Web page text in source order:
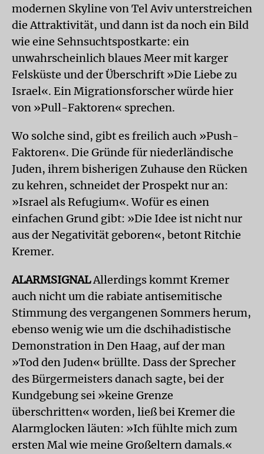
modernen Skyline von Tel Aviv unterstreichen
die Attraktivität, und dann ist da noch ein Bild
wie eine Sehnsuchtspostkarte: ein
unwahrscheinlich blaues Meer mit karger
Felsküste und der Überschrift »Die Liebe zu
Israel«. Ein Migrationsforscher würde hier
von »Pull-Faktoren« sprechen.
Wo solche sind, gibt es freilich auch »Push-
Faktoren«. Die Gründe für niederländische
Juden, ihrem bisherigen Zuhause den Rücken
zu kehren, schneidet der Prospekt nur an:
»Israel als Refugium«. Wofür es einen
einfachen Grund gibt: »Die Idee ist nicht nur
aus der Negativität geboren«, betont Ritchie
Kremer.
ALARMSIGNALAllerdings kommt Kremer
auch nicht um die rabiate antisemitische
Stimmung des vergangenen Sommers herum,
ebenso wenig wie um die dschihadistische
Demonstration in Den Haag, auf der man
»Tod den Juden« brüllte. Dass der Sprecher
des Bürgermeisters danach sagte, bei der
Kundgebung sei »keine Grenze
überschritten« worden, ließ bei Kremer die
Alarmglocken läuten: »Ich fühlte mich zum
ersten Mal wie meine Großeltern damals.«